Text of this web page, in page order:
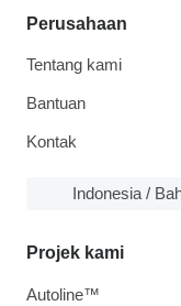
Perusahaan
Tentang kami
Bantuan
Kontak
Indonesia /
Projek kami
Autoline™